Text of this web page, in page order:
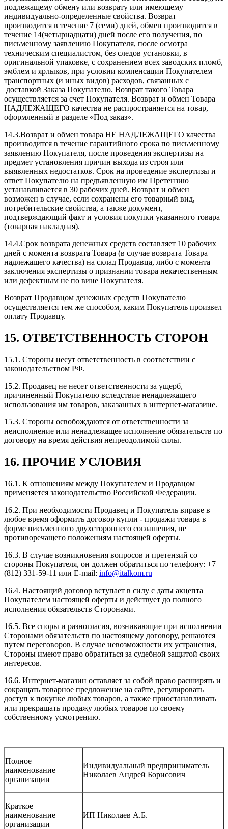
подлежащему обмену или возврату или имеющему
индивидуально-определенные свойства. Возврат
производится в течение 7 (семи) дней, обмен производится в
течение 14(четырнадцати) дней после его получения, по
письменному заявлению Покупателя, после осмотра
техническим специалистом, без следов установки, в
оригинальной упаковке, с сохранением всех заводских пломб,
эмблем и ярлыков, при условии компенсации Покупателем
транспортных (и иных видов) расходов, связанных с
доставкой Заказа Покупателю. Возврат такого Товара
осуществляется за счет Покупателя. Возврат и обмен Товара
НАДЛЕЖАЩЕГО качества не распространяется на товар,
оформленный в разделе «Под заказ».
14.3.Возврат и обмен товара НЕ НАДЛЕЖАЩЕГО качества
производится в течение гарантийного срока по письменному
заявлению Покупателя, после проведения экспертизы на
предмет установления причин выхода из строя или
выявленных недостатков. Срок на проведение экспертизы и
ответ Покупателю на предъявленную им Претензию
устанавливается в 30 рабочих дней. Возврат и обмен
возможен в случае, если сохранены его товарный вид,
потребительские свойства, а также документ,
подтверждающий факт и условия покупки указанного товара
(товарная накладная).
14.4.Срок возврата денежных средств составляет 10 рабочих
дней с момента возврата Товара (в случае возврата Товара
надлежащего качества) на склад Продавца, либо с момента
заключения экспертизы о признании товара некачественным
или дефектным не по вине Покупателя.
Возврат Продавцом денежных средств Покупателю
осуществляется тем же способом, каким Покупатель произвел
оплату Продавцу.
15. ОТВЕТСТВЕННОСТЬ СТОРОН
15.1. Стороны несут ответственность в соответствии с
законодательством РФ.
15.2. Продавец не несет ответственности за ущерб,
причиненный Покупателю вследствие ненадлежащего
использования им товаров, заказанных в интернет-магазине.
15.3. Стороны освобождаются от ответственности за
неисполнение или ненадлежащее исполнение обязательств по
договору на время действия непреодолимой силы.
16. ПРОЧИЕ УСЛОВИЯ
16.1. К отношениям между Покупателем и Продавцом
применяется законодательство Российской Федерации.
16.2. При необходимости Продавец и Покупатель вправе в
любое время оформить договор купли - продажи товара в
форме письменного двухстороннего соглашения, не
противоречащего положениям настоящей оферты.
16.3. В случае возникновения вопросов и претензий со
стороны Покупателя, он должен обратиться по телефону: +7
(812) 331-59-11 или E-mail: info@italkom.ru
16.4. Настоящий договор вступает в силу с даты акцепта
Покупателем настоящей оферты и действует до полного
исполнения обязательств Сторонами.
16.5. Все споры и разногласия, возникающие при исполнении
Сторонами обязательств по настоящему договору, решаются
путем переговоров. В случае невозможности их устранения,
Стороны имеют право обратиться за судебной защитой своих
интересов.
16.6. Интернет-магазин оставляет за собой право расширять и
сокращать товарное предложение на сайте, регулировать
доступ к покупке любых товаров, а также приостанавливать
или прекращать продажу любых товаров по своему
собственному усмотрению.
Полное
наименование
организации
Индивидуальный предприниматель
Николаев Андрей Борисович
Краткое
наименование
организации
ИП Николаев А.Б.